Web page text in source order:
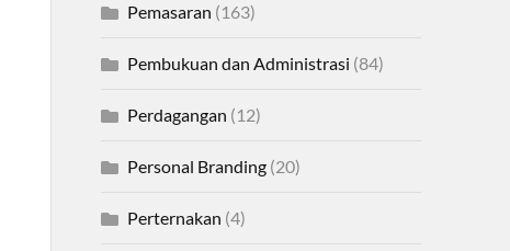
Pemasaran (163)
Pembukuan dan Administrasi (84)
Perdagangan (12)
Personal Branding(20)
Perternakan (4)